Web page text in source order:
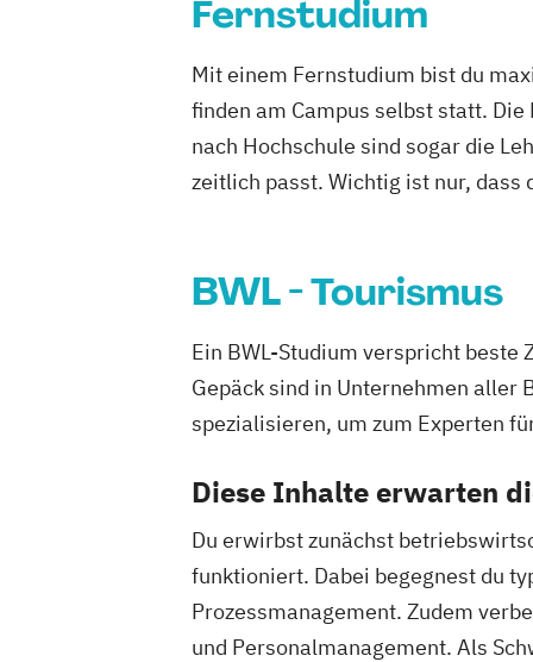
Fernstudium
Mit einem Fernstudium bist du
finden am Campus selbst statt.
nach Hochschule sind sogar die
zeitlich passt. Wichtig ist nur, dass
BWL - Tourismus
Ein BWL-Studium verspricht
Gepäck sind in Unternehmen aller
spezialisieren, um zum Experten
Diese Inhalte erwarten
Du erwirbst zunächst
funktioniert. Dabei begegnest du
Prozessmanagement. Zudem
und Personalmanagement. Als